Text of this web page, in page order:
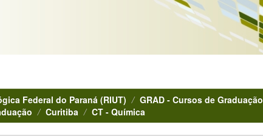
Federal do Paraná (RIUT)
GRAD - Cursos de Graduação
Curitiba CT - Química